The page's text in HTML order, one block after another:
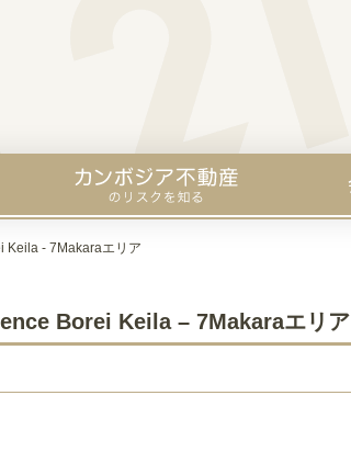
Keila - 7Makaraエリア
Borei Keila – 7Makaraエリア